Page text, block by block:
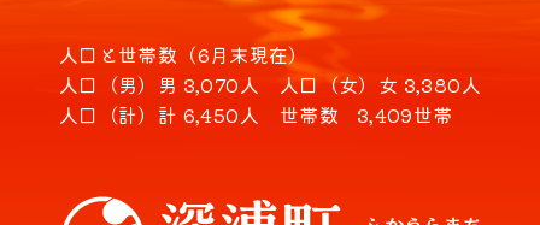
人口と世帯数（6月末現在）
人口（男） 男 3,070人 人口（女） 女 3,380人
人口（計） 計 6,450人 世帯数 3,409世帯